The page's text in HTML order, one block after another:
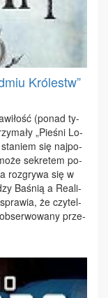
Królestw”
(po­nad ty­
„Pie­śni Lo­
sta­niem się naj­po­
se­kre­tem po­
roz­gry­wa się w
Ba­śnią a Re­ali­
że czy­tel­
prze­